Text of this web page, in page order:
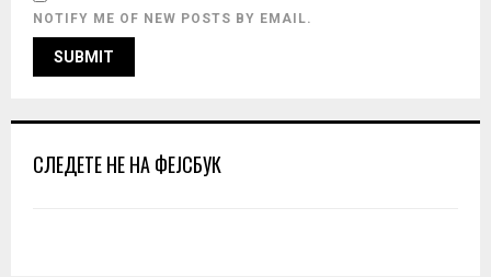
NOTIFY ME OF NEW POSTS BY EMAIL.
СЛЕДЕТЕ НЕ НА ФЕЈСБУК